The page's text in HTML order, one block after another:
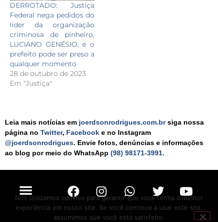
DERROTADO: Justiça
Federal nega pedidos do
líder da organização
criminosa de pinheiro,
LUCIANO GENÉSIO, e o
prefeito pode ser preso a
qualquer momento
28 de outubro de 2023
Em "Justiça"
Leia mais notícias em joerdsonrodrigues.com.brsiga nossa
página no Twitter, Facebook e no Instagram
@joerdsonrodrigues. Envie fotos, denúncias e informações
ao blog por meio do WhatsApp (98) 98171-3991.
Nós utilizamos cookies para garantir que você tenha a melhor
experiência em nosso site. Se você continua a usar este site,
assumimos que você está satisfeito.